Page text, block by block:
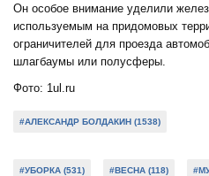
Он особое внимание уделили
используемым на придомовых
ограничителей для проезда
шлагбаумы или полусферы.
Фото: 1ul.ru
#АЛЕКСАНДР БОЛДАКИН (1538)
#УБОРКА (531) #ВЕСНА (118)